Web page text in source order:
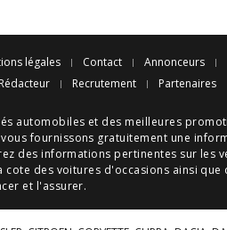
légales Contact
Annonceurs
Rédacteur Recrutement Partenaires
automobiles et des meilleures
vous fournissons gratuitement une
des informations pertinentes sur les
cote des voitures d'occasions ainsi que
et l'assurer.